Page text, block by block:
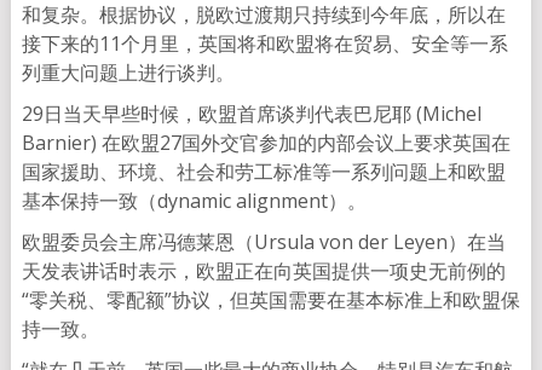
和复杂。根据协议，脱欧过渡期只持续到今年底，所以在
接下来的11个月里，英国将和欧盟将在贸易、安全等一系
列重大问题上进行谈判。
29日当天早些时候，欧盟首席谈判代表巴尼耶 (Michel
Barnier) 在欧盟27国外交官参加的内部会议上要求英国在
国家援助、环境、社会和劳工标准等一系列问题上和欧盟
基本保持一致（dynamic alignment）。
欧盟委员会主席冯德莱恩（Ursula von der Leyen）在当
天发表讲话时表示，欧盟正在向英国提供一项史无前例的
“零关税、零配额”协议，但英国需要在基本标准上和欧盟保
持一致。